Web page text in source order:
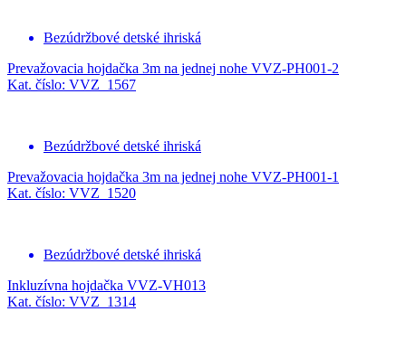
Bezúdržbové detské ihriská
Prevažovacia hojdačka 3m na jednej nohe VVZ-PH001-2
Kat. číslo: VVZ_1567
Bezúdržbové detské ihriská
Prevažovacia hojdačka 3m na jednej nohe VVZ-PH001-1
Kat. číslo: VVZ_1520
Bezúdržbové detské ihriská
Inkluzívna hojdačka VVZ-VH013
Kat. číslo: VVZ_1314